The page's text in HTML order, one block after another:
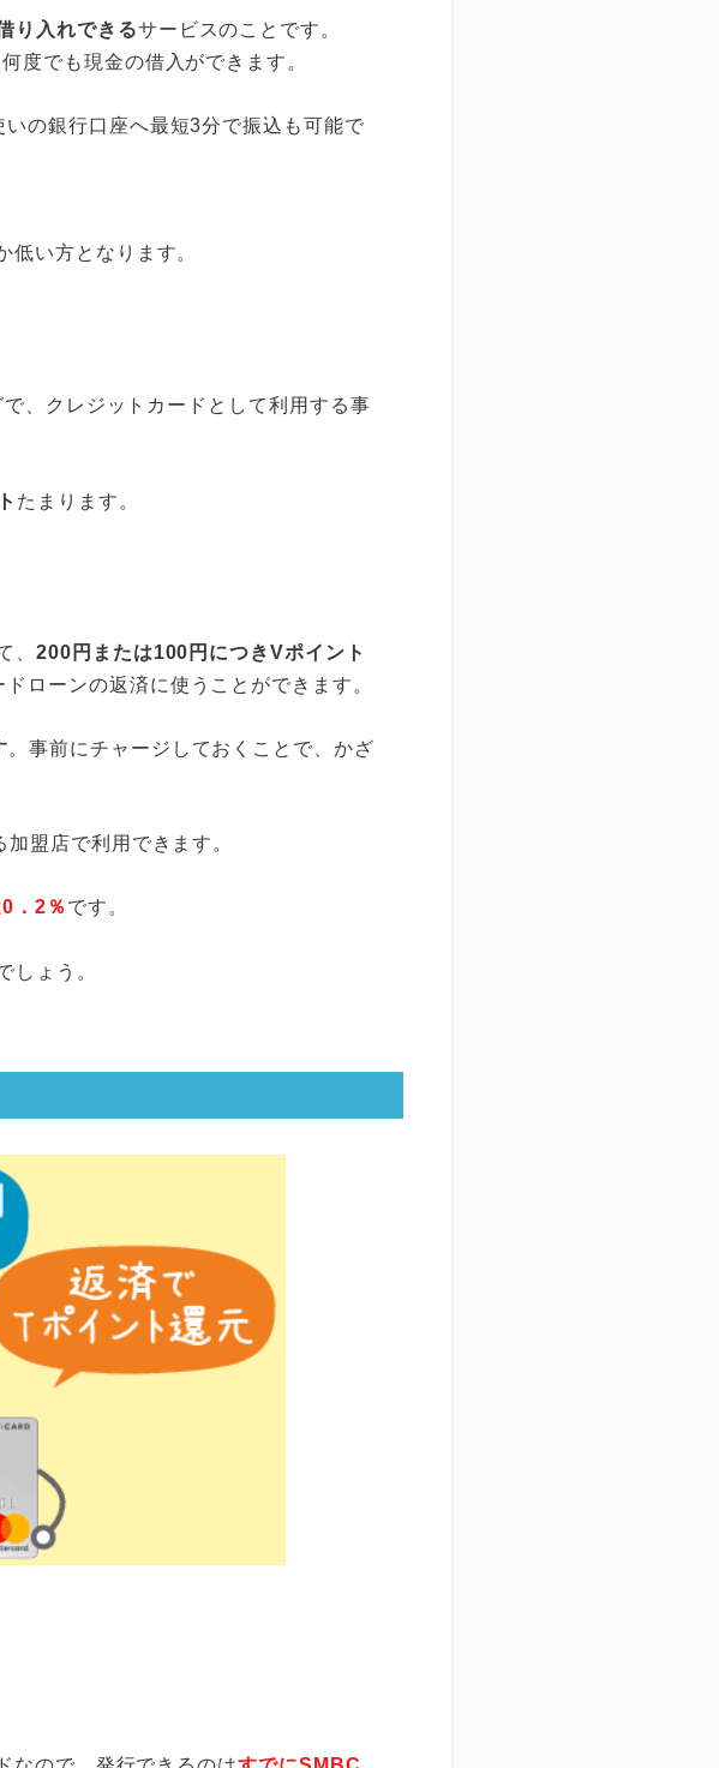
り入れできるサービスのことです。
度でも現金の借入ができます。
の銀行口座へ最短3分で振込も可能で
い方となります。
、クレジットカードとして利用する事
たまります。
、 200円または100円につきVポイント
ローンの返済に使うことができます。
。事前にチャージしておくことで、かざ
盟店で利用できます。
．2％ です。
しょう。